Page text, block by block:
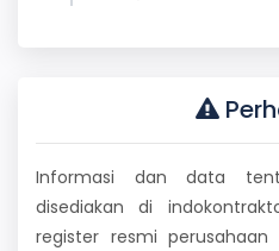
Informasi dan data
disediakan di
register resmi